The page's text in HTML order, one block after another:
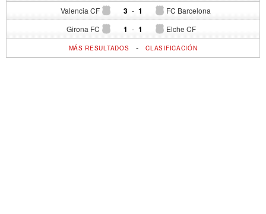
Valencia CF 3 - FC Barcelona
1
Girona FC 1 - Elche CF
1
MÁS RESULTADOS -CLASIFICACIÓN